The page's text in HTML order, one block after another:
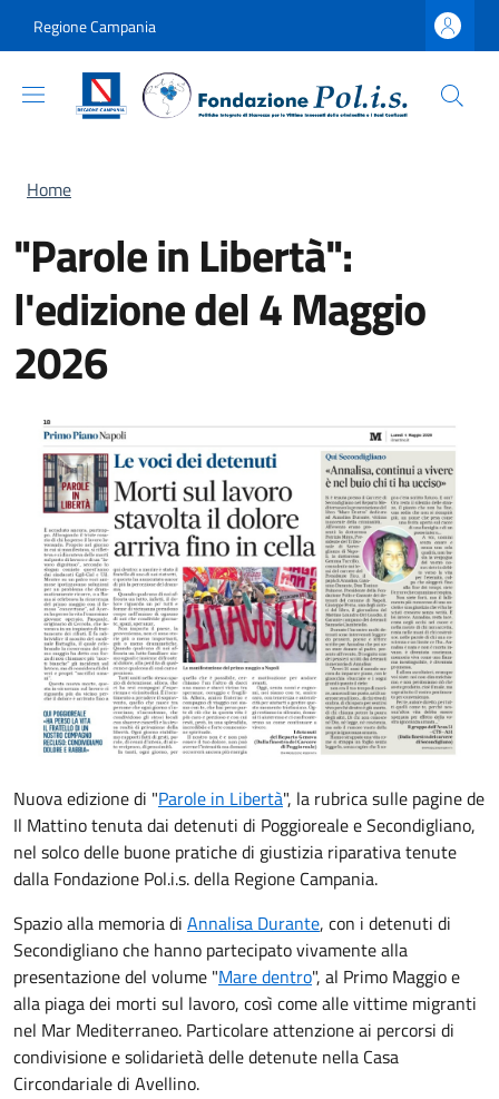
Regione Campania
Briciole di pane
Home
"Parole in Libertà":
l'edizione del 4 Maggio
2026
Nuova edizione di "Parole in Libertà", la rubrica sulle pagine de
Il Mattino tenuta dai detenuti di Poggioreale e Secondigliano,
nel solco delle buone pratiche di giustizia riparativa tenute
dalla Fondazione Pol.i.s. della Regione Campania.
Spazio alla memoria di Annalisa Durante, con i detenuti di
Secondigliano che hanno partecipato vivamente alla
presentazione del volume "Mare dentro", al Primo Maggio e
alla piaga dei morti sul lavoro, così come alle vittime migranti
nel Mar Mediterraneo. Particolare attenzione ai percorsi di
condivisione e solidarietà delle detenute nella Casa
Circondariale di Avellino.